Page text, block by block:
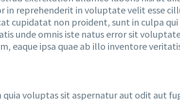
in reprehenderit in voluptate velit esse
cupidatat non proident, sunt in culpa
unde omnis iste natus error sit
eaque ipsa quae ab illo inventore
voluptas sit aspernatur aut odit aut